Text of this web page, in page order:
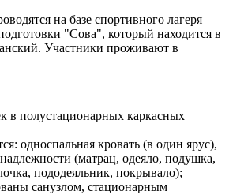
на базе спортивного лагеря
"Сова", который находится в
Участники проживают в
в полустационарных каркасных
односпальная кровать (в один ярус),
(матрац, одеяло, подушка,
пододеяльник, покрывало);
санузлом, стационарным